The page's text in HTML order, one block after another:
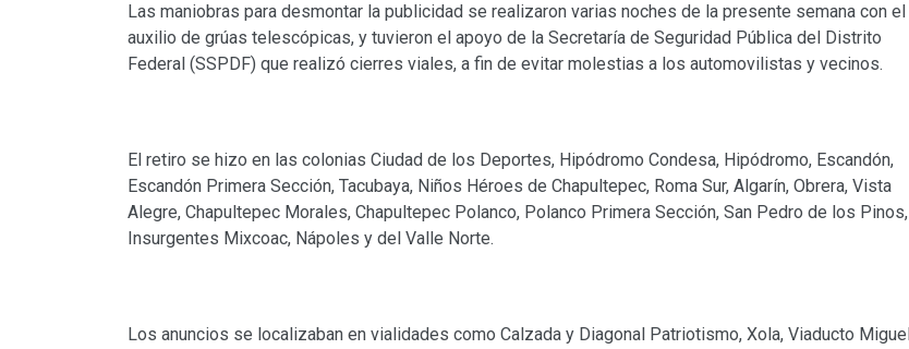
Las maniobras para desmontar la publicidad se realizaron varias noches de la presente semana con el
auxilio de grúas telescópicas, y tuvieron el apoyo de la Secretaría de Seguridad Pública del Distrito
Federal (SSPDF) que realizó cierres viales, a fin de evitar molestias a los automovilistas y vecinos.
El retiro se hizo en las colonias Ciudad de los Deportes, Hipódromo Condesa, Hipódromo, Escandón,
Escandón Primera Sección, Tacubaya, Niños Héroes de Chapultepec, Roma Sur, Algarín, Obrera, Vista
Alegre, Chapultepec Morales, Chapultepec Polanco, Polanco Primera Sección, San Pedro de los Pinos,
Insurgentes Mixcoac, Nápoles y del Valle Norte.
Los anuncios se localizaban en vialidades como Calzada y Diagonal Patriotismo, Xola, Viaducto Miguel